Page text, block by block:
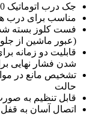
جک درب اتوماتیک Calypso 400
مناسب برای درب هایی با
فست کلوز بسته
(عبور ماشین از
قابلیت دو زمانه
شدن فشار نهایی
تشخیص مانع در
حالت
قابل تنظیم به
اتصال آسان به